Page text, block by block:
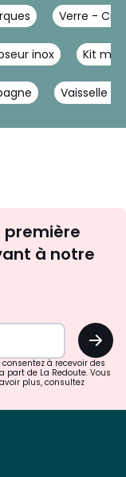
Verre -
inox Kit
Vaisselle
première
à notre
OK
à recevoir des
de La Redoute. Vous
plus, consultez